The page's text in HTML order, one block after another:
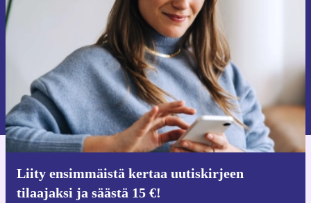
Liity ensimmäistä kertaa uutiskirjeen
tilaajaksi ja säästä 15 €!
Älä missaa enää yhtäkään tarjousta.
Pyydä etukuponki
Lisätietoja henkilötietojen käytöstä löydättietosuojaselosteestamme.
iOS:lle ja Androidille